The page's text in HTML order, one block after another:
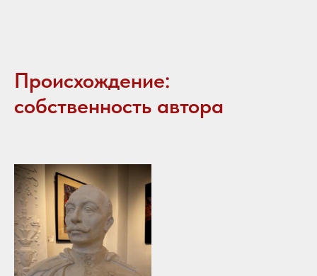
Происхождение:
собственность автора